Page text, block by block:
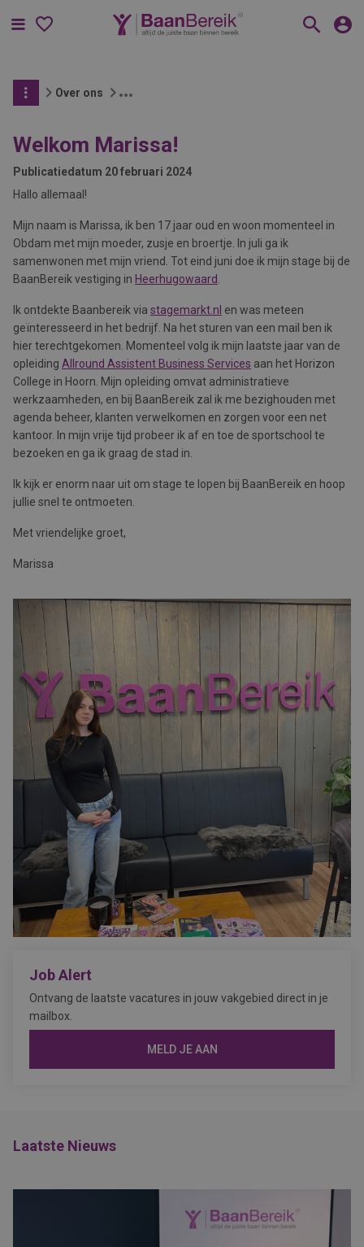
Menu
Over ons
Welkom Marissa!
Publicatiedatum 20 februari 2024
Hallo allemaal!
Mijn naam is Marissa, ik ben 17 jaar oud en woon momenteel in
Obdam met mijn moeder, zusje en broertje. In juli ga ik
samenwonen met mijn vriend. Tot eind juni doe ik mijn stage bij de
BaanBereik vestiging in Heerhugowaard
Ik ontdekte Baanbereik via stagemarkt.nl en was meteen
geïnteresseerd in het bedrijf. Na het sturen van een mail ben ik
hier terechtgekomen. Momenteel volg ik mijn laatste jaar van de
opleiding Allround Assistent Business Services aan het Horizon
College in Hoorn. Mijn opleiding omvat administratieve
werkzaamheden, en bij BaanBereik zal ik me bezighouden met
agenda beheer, klanten verwelkomen en zorgen voor een net
kantoor. In mijn vrije tijd probeer ik af en toe de sportschool te
bezoeken en ga ik graag de stad in.
Ik kijk er enorm naar uit om stage te lopen bij BaanBereik en hoop
jullie snel te ontmoeten.
Met vriendelijke groet,
Marissa
Job Alert
Ontvang de laatste vacatures in jouw vakgebied direct in je
mailbox.
MELD JE AAN
Laatste Nieuws